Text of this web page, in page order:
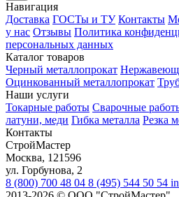
Навигация
Доставка ГОСТы и ТУ Контакты
у нас Отзывы Политика
персональных данных
Каталог товаров
Черный металлопрокат
Оцинкованный металлопрокат
Наши услуги
Токарные работы Сварочные
латуни, меди Гибка металла Резка
Контакты
СтройМастер
Москва, 121596
ул. Горбунова, 2
8 (800) 700 48 04 8 (495) 544 50 54